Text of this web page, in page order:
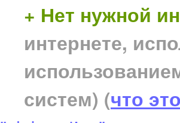
+ Нет нужной
интернете,
систем) (что